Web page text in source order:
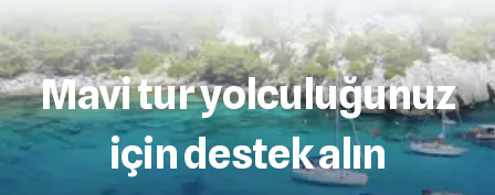
Mavi tur yolculuğunuz
için destek alın